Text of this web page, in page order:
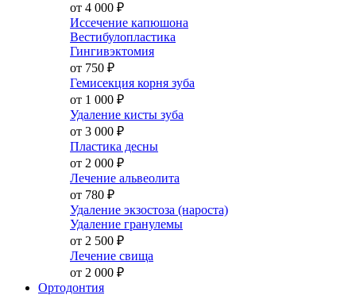
от 4 000 ₽
Иссечение капюшона
Вестибулопластика
Гингивэктомия
от 750 ₽
Гемисекция корня зуба
от 1 000 ₽
Удаление кисты зуба
от 3 000 ₽
Пластика десны
от 2 000 ₽
Лечение альвеолита
от 780 ₽
Удаление экзостоза (нароста)
Удаление гранулемы
от 2 500 ₽
Лечение свища
от 2 000 ₽
Ортодонтия